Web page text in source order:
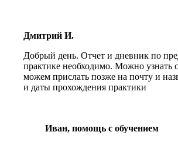
Дмитрий И.
Добрый день. Отчет и дневник по
практике необходимо. Можно узнать
можем прислать позже на почту и
и даты прохождения практики
Иван, помощь с обучением